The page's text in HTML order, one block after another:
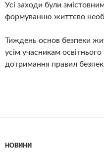
Усі заходи були
формуванню життєво
Тиждень основ безпеки
усім учасникам
дотримання правил
НОВИНИ